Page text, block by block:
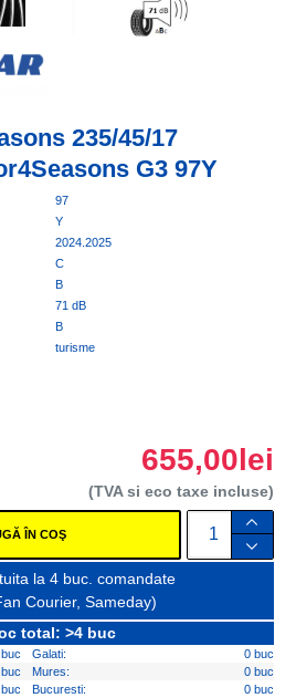
235/45/17
G3 97Y
97
Y
2024.2025
C
B
71 dB
B
turisme
655,00lei
(TVA si eco taxe incluse)
ÎN COŞ
la 4 buc. comandate
Courier, Sameday)
total: >4 buc
Galati:
0 buc
Mures:
0 buc
Bucuresti:
0 buc